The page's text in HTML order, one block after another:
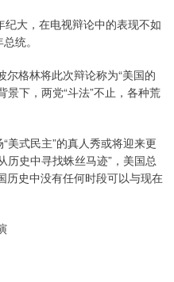
大，在电视辩论中的表现不如
统。
格林将此次辩论称为“美国的
景下，两党“斗法”不止，各种荒
式民主”的真人秀或将迎来更
历史中寻找蛛丝马迹”，美国总
历史中没有任何时段可以与现在